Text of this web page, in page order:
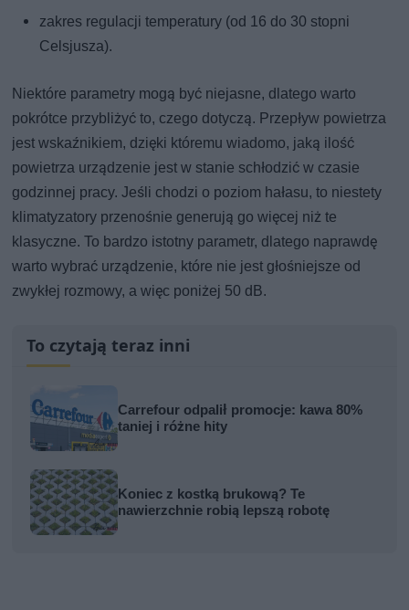
zakres regulacji temperatury (od 16 do 30 stopni
Celsjusza).
Niektóre parametry mogą być niejasne, dlatego warto
pokrótce przybliżyć to, czego dotyczą. Przepływ powietrza
jest wskaźnikiem, dzięki któremu wiadomo, jaką ilość
powietrza urządzenie jest w stanie schłodzić w czasie
godzinnej pracy. Jeśli chodzi o poziom hałasu, to niestety
klimatyzatory przenośnie generują go więcej niż te
klasyczne. To bardzo istotny parametr, dlatego naprawdę
warto wybrać urządzenie, które nie jest głośniejsze od
zwykłej rozmowy, a więc poniżej 50 dB.
To czytają teraz inni
Carrefour odpalił promocje: kawa 80%
taniej i różne hity
Koniec z kostką brukową? Te
nawierzchnie robią lepszą robotę